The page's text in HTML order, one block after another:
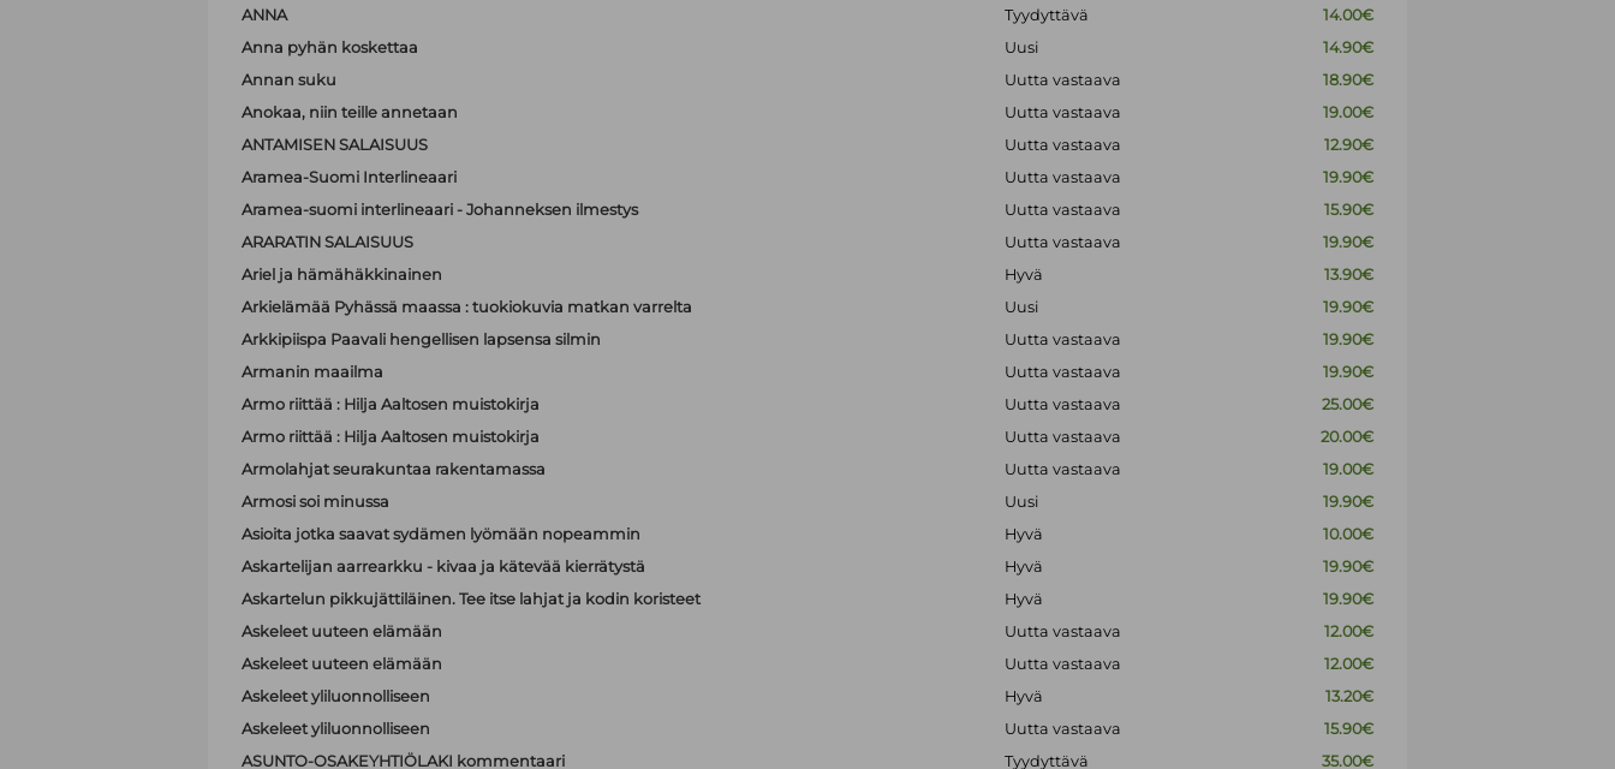
ANNA
Tyydyttävä
14.00€
Anna pyhän koskettaa
Uusi
14.90€
Annan suku
Uutta vastaava
18.90€
Anokaa, niin teille annetaan
Uutta vastaava
19.00€
ANTAMISEN SALAISUUS
Uutta vastaava
12.90€
Aramea-Suomi Interlineaari
Uutta vastaava
19.90€
Aramea-suomi interlineaari - Johanneksen ilmestys
Uutta vastaava
15.90€
ARARATIN SALAISUUS
Uutta vastaava
19.90€
Ariel ja hämähäkkinainen
Hyvä
13.90€
Arkielämää Pyhässä maassa : tuokiokuvia matkan varrelta
Uusi
19.90€
Arkkipiispa Paavali hengellisen lapsensa silmin
Uutta vastaava
19.90€
Armanin maailma
Uutta vastaava
19.90€
Armo riittää : Hilja Aaltosen muistokirja
Uutta vastaava
25.00€
Armo riittää : Hilja Aaltosen muistokirja
Uutta vastaava
20.00€
Armolahjat seurakuntaa rakentamassa
Uutta vastaava
19.00€
Armosi soi minussa
Uusi
19.90€
Asioita jotka saavat sydämen lyömään nopeammin
Hyvä
10.00€
Askartelijan aarrearkku - kivaa ja kätevää kierrätystä
Hyvä
19.90€
Askartelun pikkujättiläinen. Tee itse lahjat ja kodin koristeet
Hyvä
19.90€
Askeleet uuteen elämään
Uutta vastaava
12.00€
Askeleet uuteen elämään
Uutta vastaava
12.00€
Askeleet yliluonnolliseen
Hyvä
13.20€
Askeleet yliluonnolliseen
Uutta vastaava
15.90€
ASUNTO-OSAKEYHTIÖLAKI kommentaari
Tyydyttävä
35.00€